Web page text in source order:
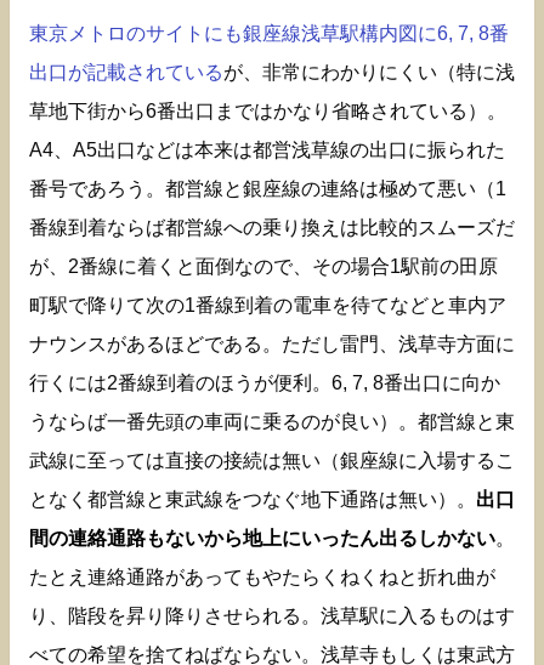
東京メトロのサイトにも銀座線浅草駅構内図に6, 7, 8番
出口が記載されているが、非常にわかりにくい（特に浅
草地下街から6番出口まではかなり省略されている）。
A4、A5出口などは本来は都営浅草線の出口に振られた
番号であろう。都営線と銀座線の連絡は極めて悪い（1
番線到着ならば都営線への乗り換えは比較的スムーズだ
が、2番線に着くと面倒なので、その場合1駅前の田原
町駅で降りて次の1番線到着の電車を待てなどと車内ア
ナウンスがあるほどである。ただし雷門、浅草寺方面に
行くには2番線到着のほうが便利。6, 7, 8番出口に向か
うならば一番先頭の車両に乗るのが良い）。都営線と東
武線に至っては直接の接続は無い（銀座線に入場するこ
となく都営線と東武線をつなぐ地下通路は無い）。 出口
間の連絡通路もないから地上にいったん出るしかない。
たとえ連絡通路があってもやたらくねくねと折れ曲が
り、階段を昇り降りさせられる。浅草駅に入るものはす
べての希望を捨てねばならない。浅草寺もしくは東武方